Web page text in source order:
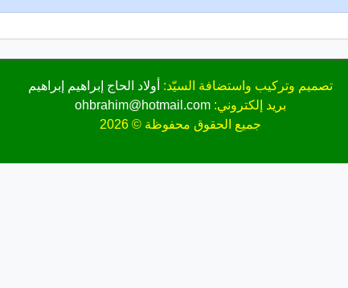
تصميم وتركيب واستضافة السيّد: أولاد الحاج إبراهيم إبراهيم
بريد إلكتروني:ohbrahim@hotmail.com
جميع الحقوق محفوظة © 2026